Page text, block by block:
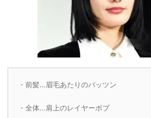
・前髪…眉毛あたりのパッツン
・全体…肩上のレイヤーボブ